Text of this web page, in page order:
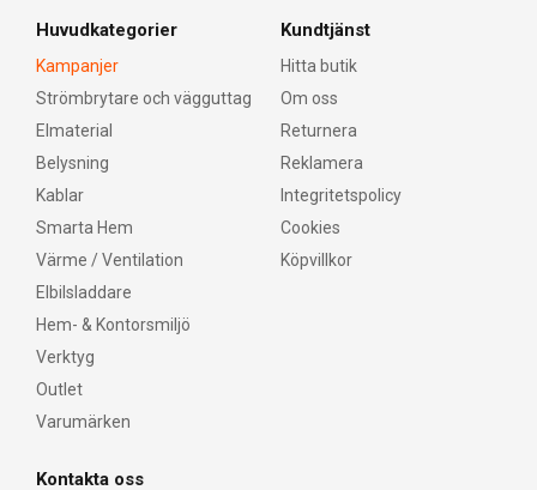
Huvudkategorier
Kampanjer
Strömbrytare och vägguttag
Elmaterial
Belysning
Kablar
Smarta Hem
Värme / Ventilation
Elbilsladdare
Hem- & Kontorsmiljö
Verktyg
Outlet
Varumärken
Kundtjänst
Hitta butik
Om oss
Returnera
Reklamera
Integritetspolicy
Cookies
Köpvillkor
Kontakta oss